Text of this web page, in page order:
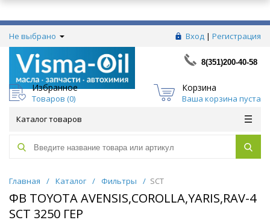
Не выбрано Вход | Регистрация
8(351)200-40-58
Избранное
Товаров (0)
Корзина
Ваша корзина пуста
Каталог товаров
Главная / Каталог / Фильтры / SCT
ФВ TOYOTA AVENSIS,COROLLA,YARIS,RAV-4
SCT 3250 ГЕР